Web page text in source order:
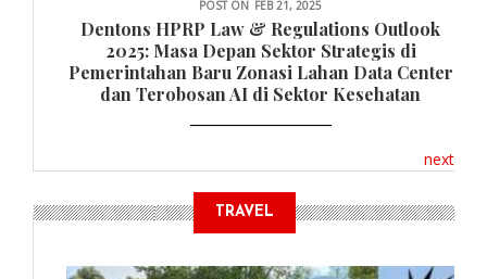
POST ON FEB 21, 2025
Dentons HPRP Law & Regulations Outlook
2025: Masa Depan Sektor Strategis di
Pemerintahan Baru Zonasi Lahan Data Center
dan Terobosan AI di Sektor Kesehatan
next
TRAVEL